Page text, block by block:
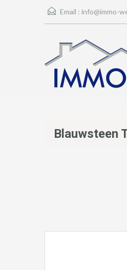
Email : info@immo-
Blauwsteen